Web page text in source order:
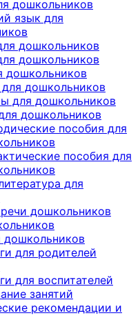
дошкольников
язык для
дошкольников
дошкольников
дошкольников
для дошкольников
для дошкольников
дошкольников
пособия для
пособия для
для
дошкольников
дошкольников
для родителей
для воспитателей
занятий
рекомендации и